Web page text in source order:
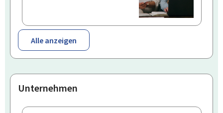
Alle anzeigen
Unternehmen